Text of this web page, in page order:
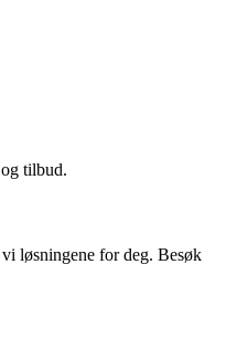
tilbud.
løsningene for deg. Besøk